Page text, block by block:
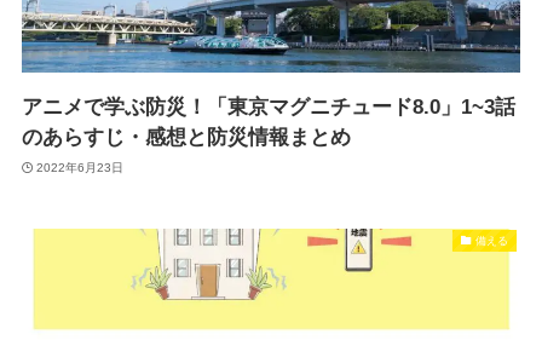
アニメで学ぶ防災！「東京マグニチュード8.0」1~3話
のあらすじ・感想と防災情報まとめ
2022年6月23日
備える